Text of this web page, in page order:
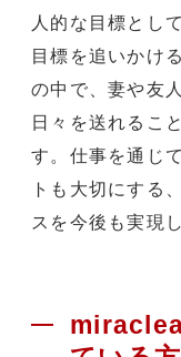
人的な目標とし
目標を追いかけ
の中で、妻や友
日々を送れるこ
す。仕事を通じ
トも大切にする
スを今後も実現